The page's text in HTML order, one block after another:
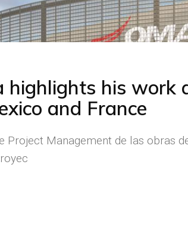
highlights his work
and France
Management de las obras